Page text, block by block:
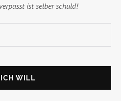
ist selber schuld!